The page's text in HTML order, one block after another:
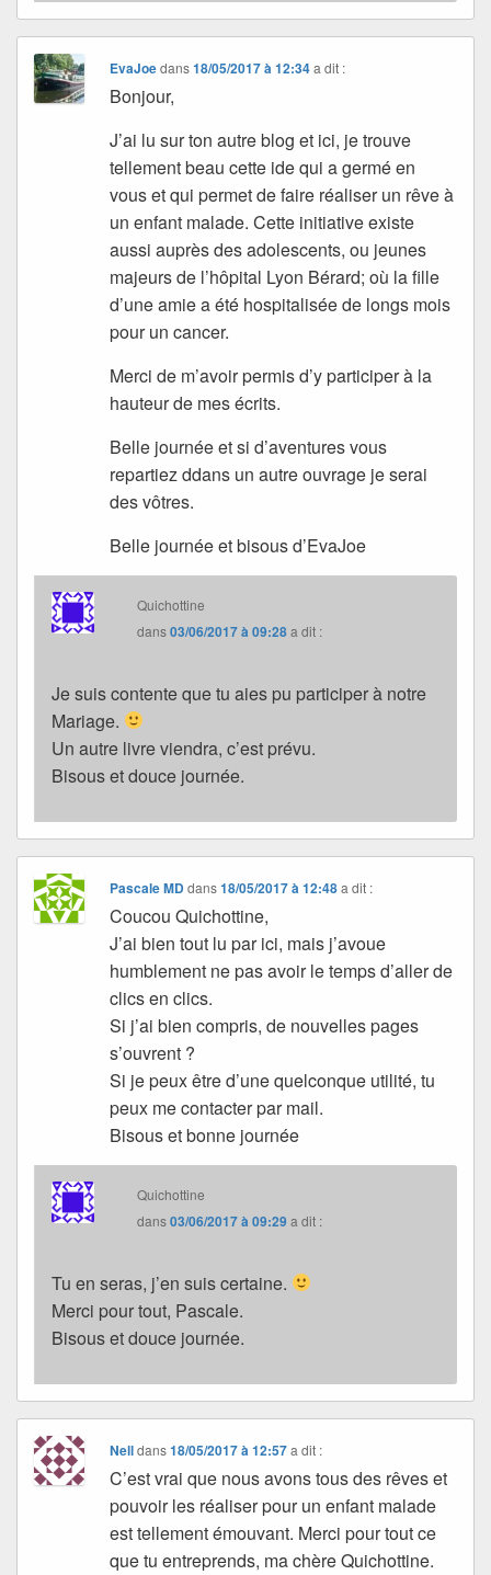
EvaJoedans18/05/2017 à 12:34 a dit :
Bonjour,
J’ai lu sur ton autre blog et ici, je trouve
tellement beau cette ide qui a germé en
vous et qui permet de faire réaliser un rêve à
un enfant malade. Cette initiative existe
aussi auprès des adolescents, ou jeunes
majeurs de l’hôpital Lyon Bérard; où la fille
d’une amie a été hospitalisée de longs mois
pour un cancer.
Merci de m’avoir permis d’y participer à la
hauteur de mes écrits.
Belle journée et si d’aventures vous
repartiez ddans un autre ouvrage je serai
des vôtres.
Belle journée et bisous d’EvaJoe
Quichottine
dans03/06/2017 à 09:28a dit :
Je suis contente que tu aies pu participer à notre
Mariage.
Un autre livre viendra, c’est prévu.
Bisous et douce journée.
Pascale MDdans18/05/2017 à 12:48 a dit :
Coucou Quichottine,
J’ai bien tout lu par ici, mais j’avoue
humblement ne pas avoir le temps d’aller de
clics en clics.
Si j’ai bien compris, de nouvelles pages
s’ouvrent ?
Si je peux être d’une quelconque utilité, tu
peux me contacter par mail.
Bisous et bonne journée
Quichottine
dans03/06/2017 à 09:29a dit :
Tu en seras, j’en suis certaine.
Merci pour tout, Pascale.
Bisous et douce journée.
Nelldans18/05/2017 à 12:57 a dit :
C’est vrai que nous avons tous des rêves et
pouvoir les réaliser pour un enfant malade
est tellement émouvant. Merci pour tout ce
que tu entreprends, ma chère Quichottine.